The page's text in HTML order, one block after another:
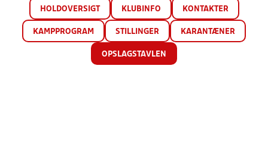
HOLDOVERSIGT KLUBINFO KONTAKTER
KAMPPROGRAM STILLINGER KARANTÆNER
OPSLAGSTAVLEN